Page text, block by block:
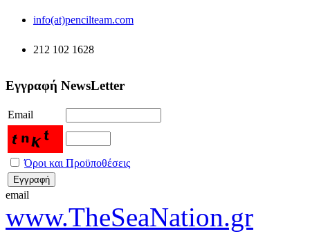
info(at)pencilteam.com
212 102 1628
Εγγραφή NewsLetter
Email
Όροι και Προϋποθέσεις
email
www.TheSeaNation.gr